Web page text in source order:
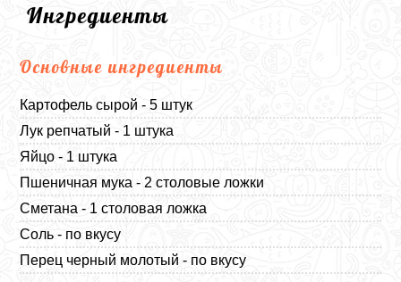
Ингредиенты
Основные ингредиенты
Картофель сырой - 5 штук
Лук репчатый - 1 штука
Яйцо - 1 штука
Пшеничная мука - 2 столовые ложки
Сметана - 1 столовая ложка
Соль - по вкусу
Перец черный молотый - по вкусу